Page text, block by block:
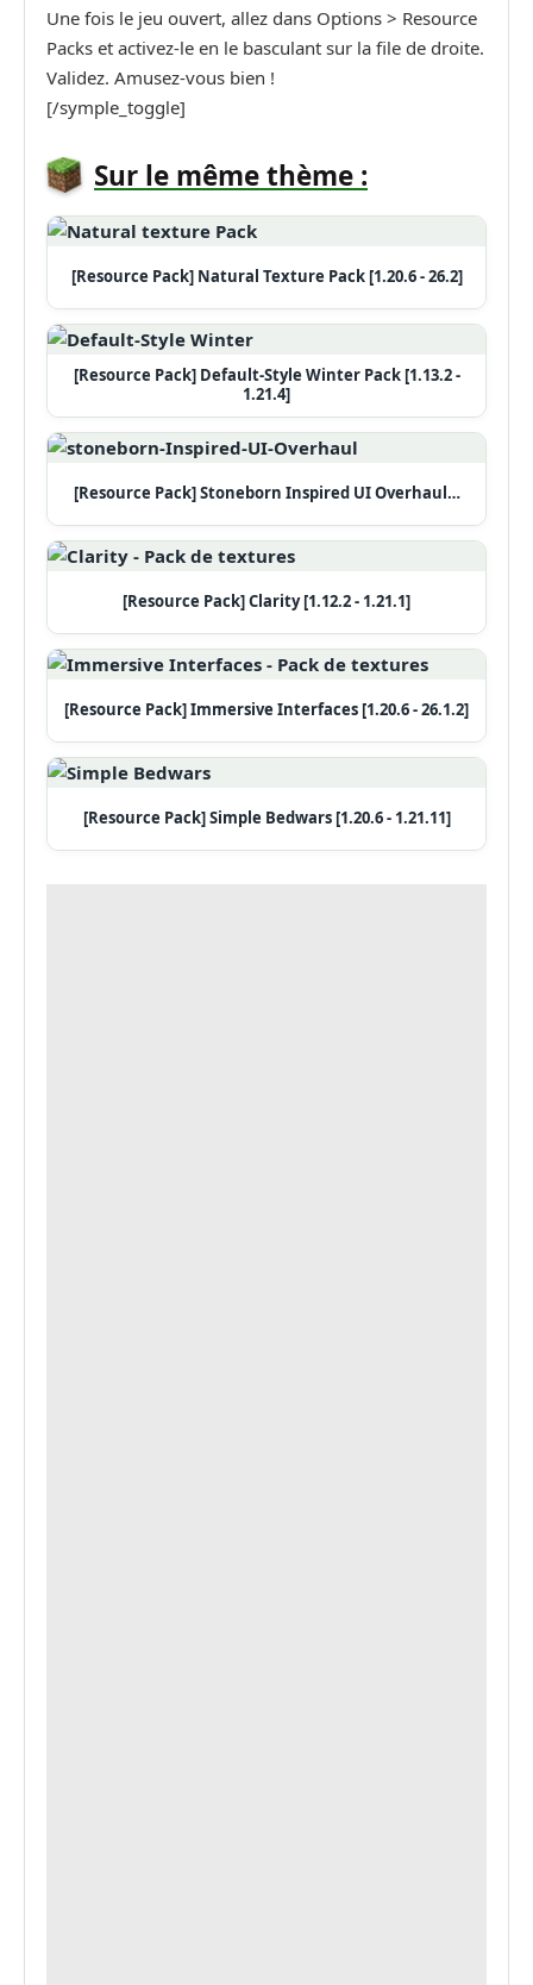
Une fois le jeu ouvert, allez dans Options > Resource
Packs et activez-le en le basculant sur la file de droite.
Validez. Amusez-vous bien !
[/symple_toggle]
Sur le même thème :
[Resource Pack] Natural Texture Pack [1.20.6 - 26.2]
[Resource Pack] Default-Style Winter Pack [1.13.2 -
1.21.4]
[Resource Pack] Stoneborn Inspired UI Overhaul…
[Resource Pack] Clarity [1.12.2 - 1.21.1]
[Resource Pack] Immersive Interfaces [1.20.6 - 26.1.2]
[Resource Pack] Simple Bedwars [1.20.6 - 1.21.11]